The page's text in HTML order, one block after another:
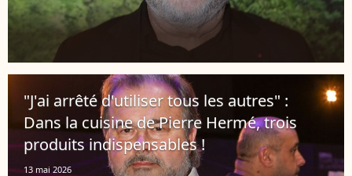
"J'ai arrêté d'utiliser tous les autres" :
Dans la cuisine de Pierre Hermé, trois
produits indispensables !
13 mai 2026